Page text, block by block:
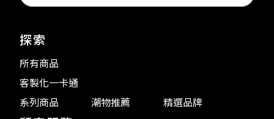
探索
所有商品
客製化一卡通
系列商品
潮物推薦 精選品牌